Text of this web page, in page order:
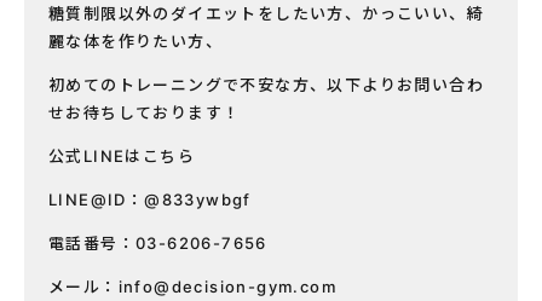
糖質制限以外のダイエットをしたい方、かっこいい、綺
麗な体を作りたい方、
初めてのトレーニングで不安な方、以下よりお問い合わ
せお待ちしております！
公式LINEはこちら
LINE@ID：@833ywbgf
電話番号：03-6206-7656
メール： info@decision-gym.com